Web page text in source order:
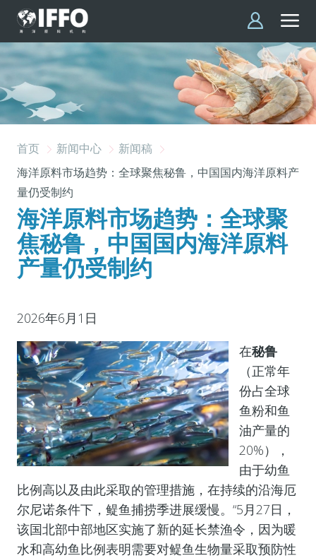
跳转到主要内容
首页 新闻中心
新闻稿
海洋原料市场趋势：全球聚焦秘鲁，中国国内海洋原料产
量仍受制约
海洋原料市场趋势：全球聚
焦秘鲁，中国国内海洋原料
产量仍受制约
2026年6月1日
在秘鲁
（正常年
份占全球
鱼粉和鱼
油产量的
20%），
由于幼鱼
比例高以及由此采取的管理措施，在持续的沿海厄
尔尼诺条件下，鳀鱼捕捞季进展缓慢。“5月27日，
该国北部中部地区实施了新的延长禁渔令，因为暖
水和高幼鱼比例表明需要对鳀鱼生物量采取预防性